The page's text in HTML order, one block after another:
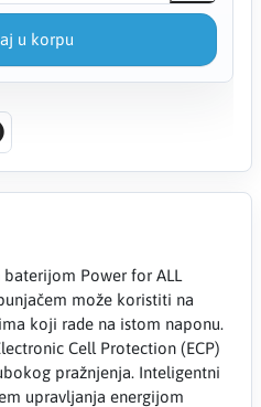
u korpu
baterijom Power for ALL
može koristiti na
koji rade na istom naponu.
Cell Protection (ECP)
pražnjenja. Inteligentni
upravljanja energijom